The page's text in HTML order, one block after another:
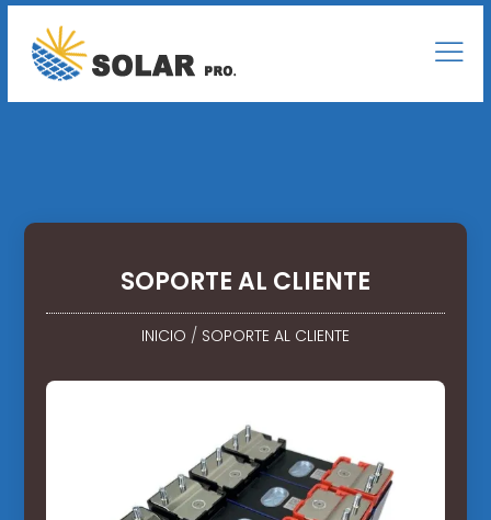
SOPORTE AL CLIENTE
INICIO / SOPORTE AL CLIENTE